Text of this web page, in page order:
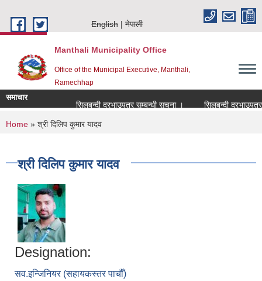
English
नेपाली
Manthali Municipality Office
Office of the Municipal Executive, Manthali,
Ramechhap
समाचार
सिलबन्दी दरभाउपत्र सम्बन्धी सूचना ।
सिलबन्दी दरभाउपत्र
You are here
Home » श्री दिलिप कुमार यादव
श्री दिलिप कुमार यादव
Designation:
सव.इन्जिनियर (सहायकस्तर पाचौँ)